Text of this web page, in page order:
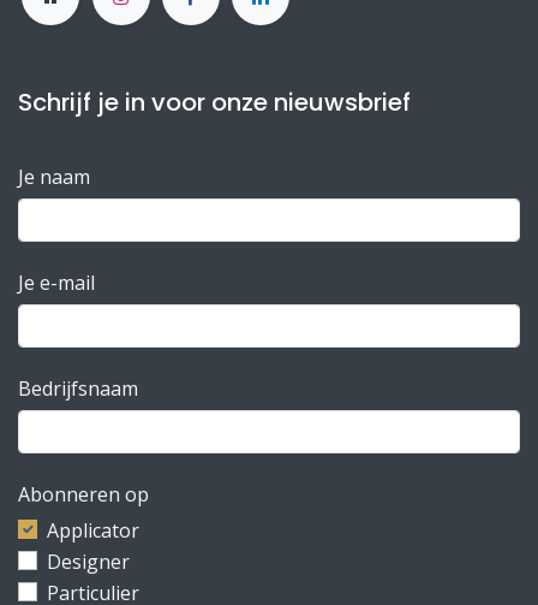
Schrijf je in voor onze nieuwsbrief
Je naam
Je e-mail
Bedrijfsnaam
Abonneren op
Applicator
Designer
Particulier